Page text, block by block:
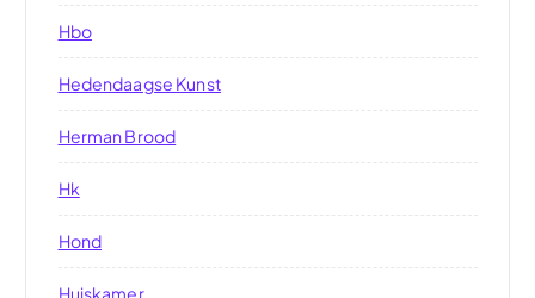
Hbo
Hedendaagse Kunst
Herman Brood
Hk
Hond
Huiskamer